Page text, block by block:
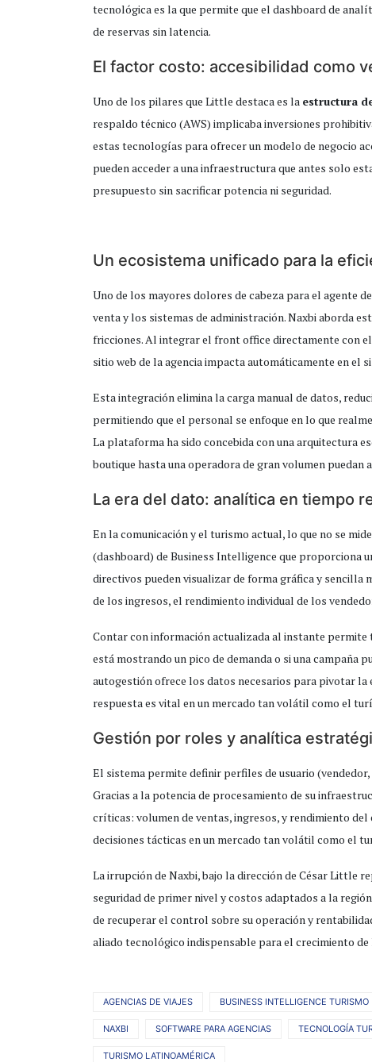
tecnológica es la que permite que el dashboard de
de reservas sin latencia.
El factor costo: accesibilidad como
Uno de los pilares que Little destaca es la estructura
respaldo técnico (AWS) implicaba inversiones
estas tecnologías para ofrecer un modelo de negocio
pueden acceder a una infraestructura que antes solo
presupuesto sin sacrificar potencia ni seguridad.
Un ecosistema unificado para la
Uno de los mayores dolores de cabeza para el agente
venta y los sistemas de administración. Naxbi aborda
fricciones. Al integrar el front office directamente con
sitio web de la agencia impacta automáticamente en el
Esta integración elimina la carga manual de datos,
permitiendo que el personal se enfoque en lo que
La plataforma ha sido concebida con una arquitectura
boutique hasta una operadora de gran volumen
La era del dato: analítica en tiempo
En la comunicación y el turismo actual, lo que no se
(dashboard) de Business Intelligence que proporciona
directivos pueden visualizar de forma gráfica y sencilla
de los ingresos, el rendimiento individual de los
Contar con información actualizada al instante
está mostrando un pico de demanda o si una campaña
autogestión ofrece los datos necesarios para pivotar la
respuesta es vital en un mercado tan volátil como el
Gestión por roles y analítica
El sistema permite definir perfiles de usuario
Gracias a la potencia de procesamiento de su
críticas: volumen de ventas, ingresos, y rendimiento
decisiones tácticas en un mercado tan volátil como el
La irrupción de Naxbi, bajo la dirección de César Little
seguridad de primer nivel y costos adaptados a la
de recuperar el control sobre su operación y
aliado tecnológico indispensable para el crecimiento
AGENCIAS DE VIAJES BUSINESS INTELLIGENCE TURISMO
NAXBI SOFTWARE PARA AGENCIAS TECNOLOGÍA
TURISMO LATINOAMÉRICA